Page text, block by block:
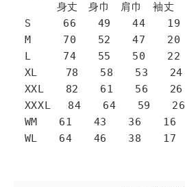
身丈 身巾 肩巾 袖丈
S 66 49 44 19
M 70 52 47 20
L 74 55 50 22
XL 78 58 53 24
XXL 82 61 56 26
XXXL 84 64 59 26
WM 61 43 36 16
WL 64 46 38 17